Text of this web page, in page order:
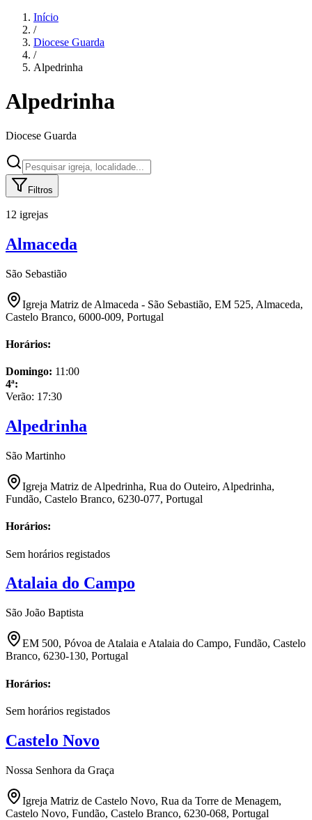
Início
/
Diocese Guarda
/
Alpedrinha
Alpedrinha
Diocese Guarda
Filtros
12 igrejas
Almaceda
São Sebastião
Igreja Matriz de Almaceda - São Sebastião, EM 525, Almaceda,
Castelo Branco, 6000-009, Portugal
Horários:
Domingo: 11:00
4ª:
Verão: 17:30
Alpedrinha
São Martinho
Igreja Matriz de Alpedrinha, Rua do Outeiro, Alpedrinha,
Fundão, Castelo Branco, 6230-077, Portugal
Horários:
Sem horários registados
Atalaia do Campo
São João Baptista
EM 500, Póvoa de Atalaia e Atalaia do Campo, Fundão, Castelo
Branco, 6230-130, Portugal
Horários:
Sem horários registados
Castelo Novo
Nossa Senhora da Graça
Igreja Matriz de Castelo Novo, Rua da Torre de Menagem,
Castelo Novo, Fundão, Castelo Branco, 6230-068, Portugal